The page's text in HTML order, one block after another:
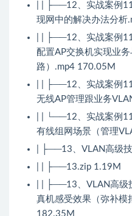
| | ├──12、实战案例
现网中的解决办法分析
| | ├──12、实战案例
配置AP交换机实现业
路）.mp4 170.05M
| | ├──12、实战案例
无线AP管理跟业务
| | └──12、实战案例
有线组网场景（管理
| ├──13、VLAN高级
| | ├──13.zip 1.19M
| | ├──13、VLAN高级
真机感受效果（弥补模
182.35M